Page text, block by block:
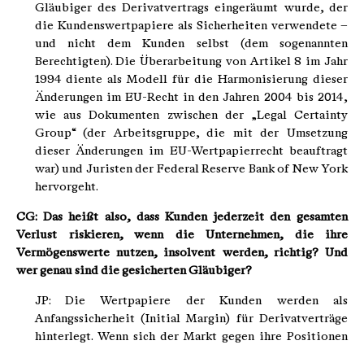
Gläubiger des Derivatvertrags eingeräumt wurde, der
die Kundenswertpapiere als Sicherheiten verwendete –
und nicht dem Kunden selbst (dem sogenannten
Berechtigten). Die Überarbeitung von Artikel 8 im Jahr
1994 diente als Modell für die Harmonisierung dieser
Änderungen im EU-Recht in den Jahren 2004 bis 2014,
wie aus Dokumenten zwischen der „Legal Certainty
Group“ (der Arbeitsgruppe, die mit der Umsetzung
dieser Änderungen im EU-Wertpapierrecht beauftragt
war) und Juristen der Federal Reserve Bank of New York
hervorgeht.
CG: Das heißt also, dass Kunden jederzeit den gesamten
Verlust riskieren, wenn die Unternehmen, die ihre
Vermögenswerte nutzen, insolvent werden, richtig? Und
wer genau sind die gesicherten Gläubiger?
JP: Die Wertpapiere der Kunden werden als
Anfangssicherheit (Initial Margin) für Derivatverträge
hinterlegt. Wenn sich der Markt gegen ihre Positionen